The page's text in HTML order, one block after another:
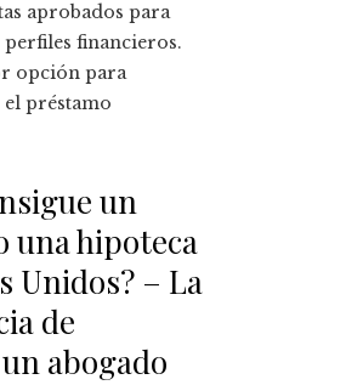
aprobados para
financieros.
opción para
préstamo
un
una hipoteca
Unidos? – La
de
abogado